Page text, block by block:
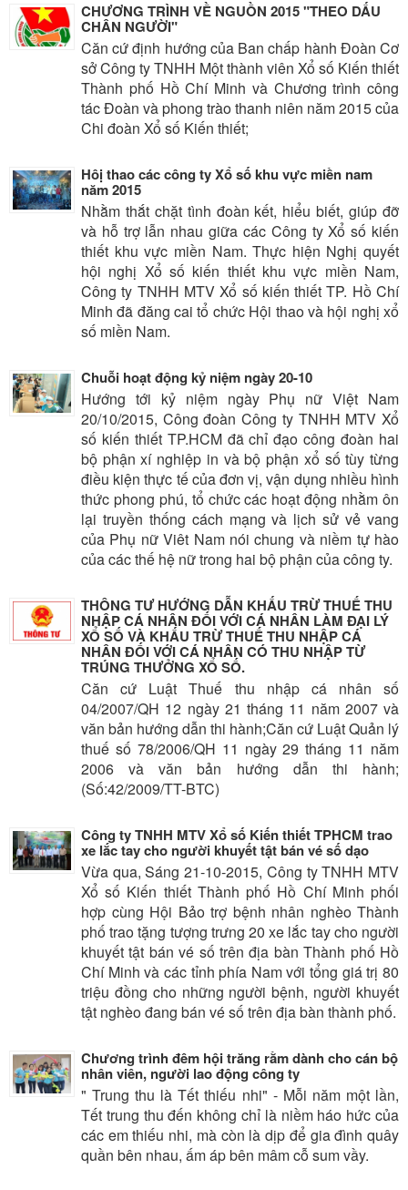
CHƯƠNG TRÌNH VỀ NGUỒN 2015 "THEO DẤU
CHÂN NGƯỜI"
Căn cứ định hướng của Ban chấp hành Đoàn Cơ
sở Công ty TNHH Một thành viên Xổ số Kiến thiết
Thành phố Hồ Chí Minh và Chương trình công
tác Đoàn và phong trào thanh niên năm 2015 của
Chi đoàn Xổ số Kiến thiết;
Hôị thao các công ty Xổ số khu vực miền nam
năm 2015
Nhằm thắt chặt tình đoàn kết, hiểu biết, giúp đỡ
và hỗ trợ lẫn nhau giữa các Công ty Xổ số kiến
thiết khu vực miền Nam. Thực hiện Nghị quyết
hội nghị Xổ số kiến thiết khu vực miền Nam,
Công ty TNHH MTV Xổ số kiến thiết TP. Hồ Chí
Minh đã đăng cai tổ chức Hội thao và hội nghị xổ
số miền Nam.
Chuỗi hoạt động kỷ niệm ngày 20-10
Hướng tới kỷ niệm ngày Phụ nữ Việt Nam
20/10/2015, Công đoàn Công ty TNHH MTV Xổ
số kiến thiết TP.HCM đã chỉ đạo công đoàn hai
bộ phận xí nghiệp in và bộ phận xổ số tùy từng
điều kiện thực tế của đơn vị, vận dụng nhiều hình
thức phong phú, tổ chức các hoạt động nhằm ôn
lại truyền thống cách mạng và lịch sử vẻ vang
của Phụ nữ Viêt Nam nói chung và niềm tự hào
của các thế hệ nữ trong hai bộ phận của công ty.
THÔNG TƯ HƯỚNG DẪN KHẤU TRỪ THUẾ THU
NHẬP CÁ NHÂN ĐỐI VỚI CÁ NHÂN LÀM ĐẠI LÝ
XỔ SỐ VÀ KHẤU TRỪ THUẾ THU NHẬP CÁ
NHÂN ĐỐI VỚI CÁ NHÂN CÓ THU NHẬP TỪ
TRÚNG THƯỞNG XỔ SỐ.
Căn cứ Luật Thuế thu nhập cá nhân số
04/2007/QH 12 ngày 21 tháng 11 năm 2007 và
văn bản hướng dẫn thi hành;Căn cứ Luật Quản lý
thuế số 78/2006/QH 11 ngày 29 tháng 11 năm
2006 và văn bản hướng dẫn thi hành;
(Số:42/2009/TT-BTC)
Công ty TNHH MTV Xổ số Kiến thiết TPHCM trao
xe lắc tay cho người khuyết tật bán vé số dạo
Vừa qua, Sáng 21-10-2015, Công ty TNHH MTV
Xổ số Kiến thiết Thành phố Hồ Chí Minh phối
hợp cùng Hội Bảo trợ bệnh nhân nghèo Thành
phố trao tặng tượng trưng 20 xe lắc tay cho người
khuyết tật bán vé số trên địa bàn Thành phố Hồ
Chí Minh và các tỉnh phía Nam với tổng giá trị 80
triệu đồng cho những người bệnh, người khuyết
tật nghèo đang bán vé số trên địa bàn thành phố.
Chương trình đêm hội trăng rằm dành cho cán bộ
nhân viên, người lao động công ty
" Trung thu là Tết thiếu nhi" - Mỗi năm một lần,
Tết trung thu đến không chỉ là niềm háo hức của
các em thiếu nhi, mà còn là dịp để gia đình quây
quần bên nhau, ấm áp bên mâm cỗ sum vầy.